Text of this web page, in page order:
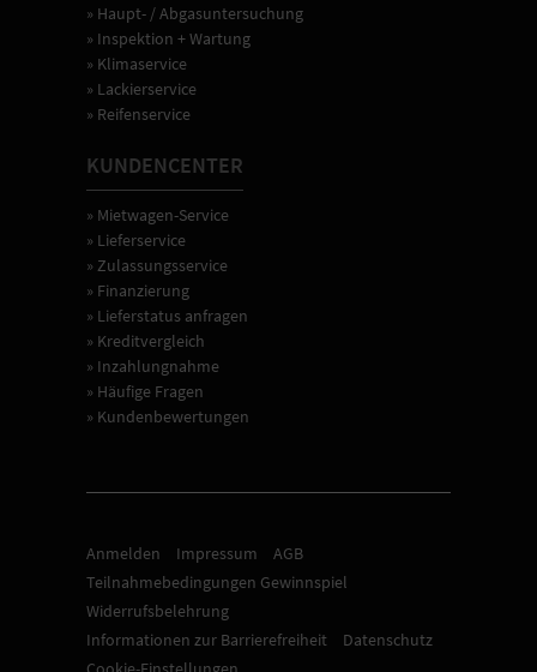
» Haupt- / Abgasuntersuchung
» Inspektion + Wartung
» Klimaservice
» Lackierservice
» Reifenservice
KUNDENCENTER
» Mietwagen-Service
» Lieferservice
» Zulassungsservice
» Finanzierung
» Lieferstatus anfragen
» Kreditvergleich
» Inzahlungnahme
» Häufige Fragen
» Kundenbewertungen
Anmelden Impressum
AGB
Teilnahmebedingungen Gewinnspiel
Widerrufsbelehrung
Informationen zur Barrierefreiheit
Datenschutz